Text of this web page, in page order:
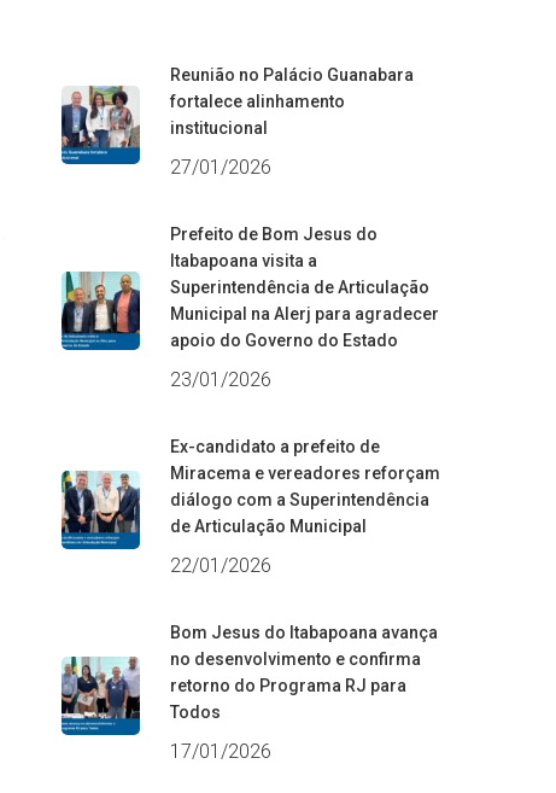
Reunião no Palácio Guanabara
fortalece alinhamento
institucional
27/01/2026
Prefeito de Bom Jesus do
Itabapoana visita a
Superintendência de Articulação
Municipal na Alerj para agradecer
apoio do Governo do Estado
23/01/2026
Ex-candidato a prefeito de
Miracema e vereadores reforçam
diálogo com a Superintendência
de Articulação Municipal
22/01/2026
Bom Jesus do Itabapoana avança
no desenvolvimento e confirma
retorno do Programa RJ para
Todos
17/01/2026